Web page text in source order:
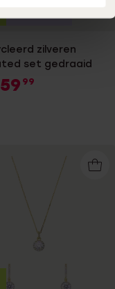
zilveren
set gedraaid
99